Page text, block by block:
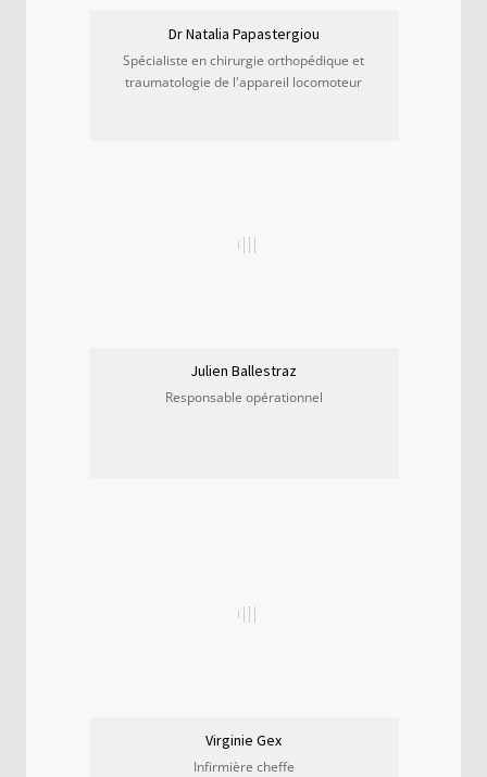
Dr Natalia Papastergiou
Spécialiste en chirurgie orthopédique et
traumatologie de l'appareil locomoteur
Julien Ballestraz
Responsable opérationnel
Virginie Gex
Infirmière cheffe